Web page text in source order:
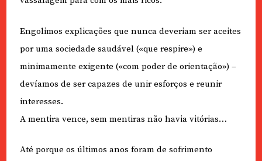
Engolimos explicações que nunca deveriam ser aceites
por uma sociedade saudável («que respire») e
minimamente exigente («com poder de orientação») –
devíamos de ser capazes de unir esforços e reunir
interesses.
A mentira vence, sem mentiras não havia vitórias…
Até porque os últimos anos foram de sofrimento